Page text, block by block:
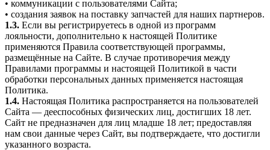
• коммуникации с пользователями Сайта;
• создания заявок на поставку запчастей для наших партнеров.
1.3. Если вы регистрируетесь в одной из программ
лояльности, дополнительно к настоящей Политике
применяются Правила соответствующей программы,
размещённые на Сайте. В случае противоречия между
Правилами программы и настоящей Политикой в части
обработки персональных данных применяется настоящая
Политика.
1.4. Настоящая Политика распространяется на пользователей
Сайта — дееспособных физических лиц, достигших 18 лет.
Сайт не предназначен для лиц младше 18 лет; предоставляя
нам свои данные через Сайт, вы подтверждаете, что достигли
указанного возраста.